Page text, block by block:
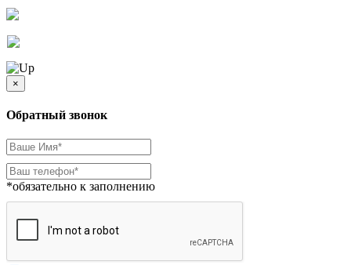
×
Обратный звонок
*обязательно к заполнению